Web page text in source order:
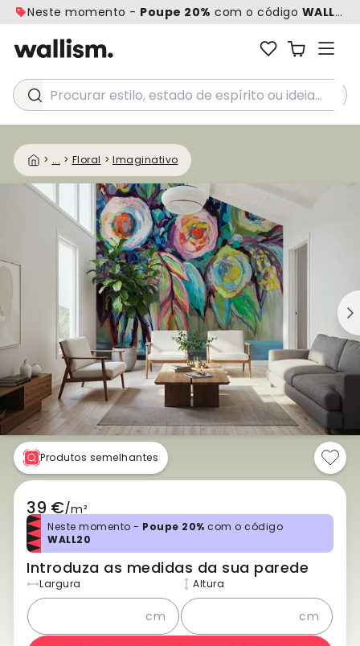
Neste momento - Poupe 20% com o código WALL20
Procurar estilo, estado de espírito ou ideia...
> ... > Floral > Imaginativo
Produtos semelhantes
39 €/m²
Neste momento - Poupe 20% com o código
WALL20
Introduza as medidas da sua parede
Largura
cm
Altura
cm